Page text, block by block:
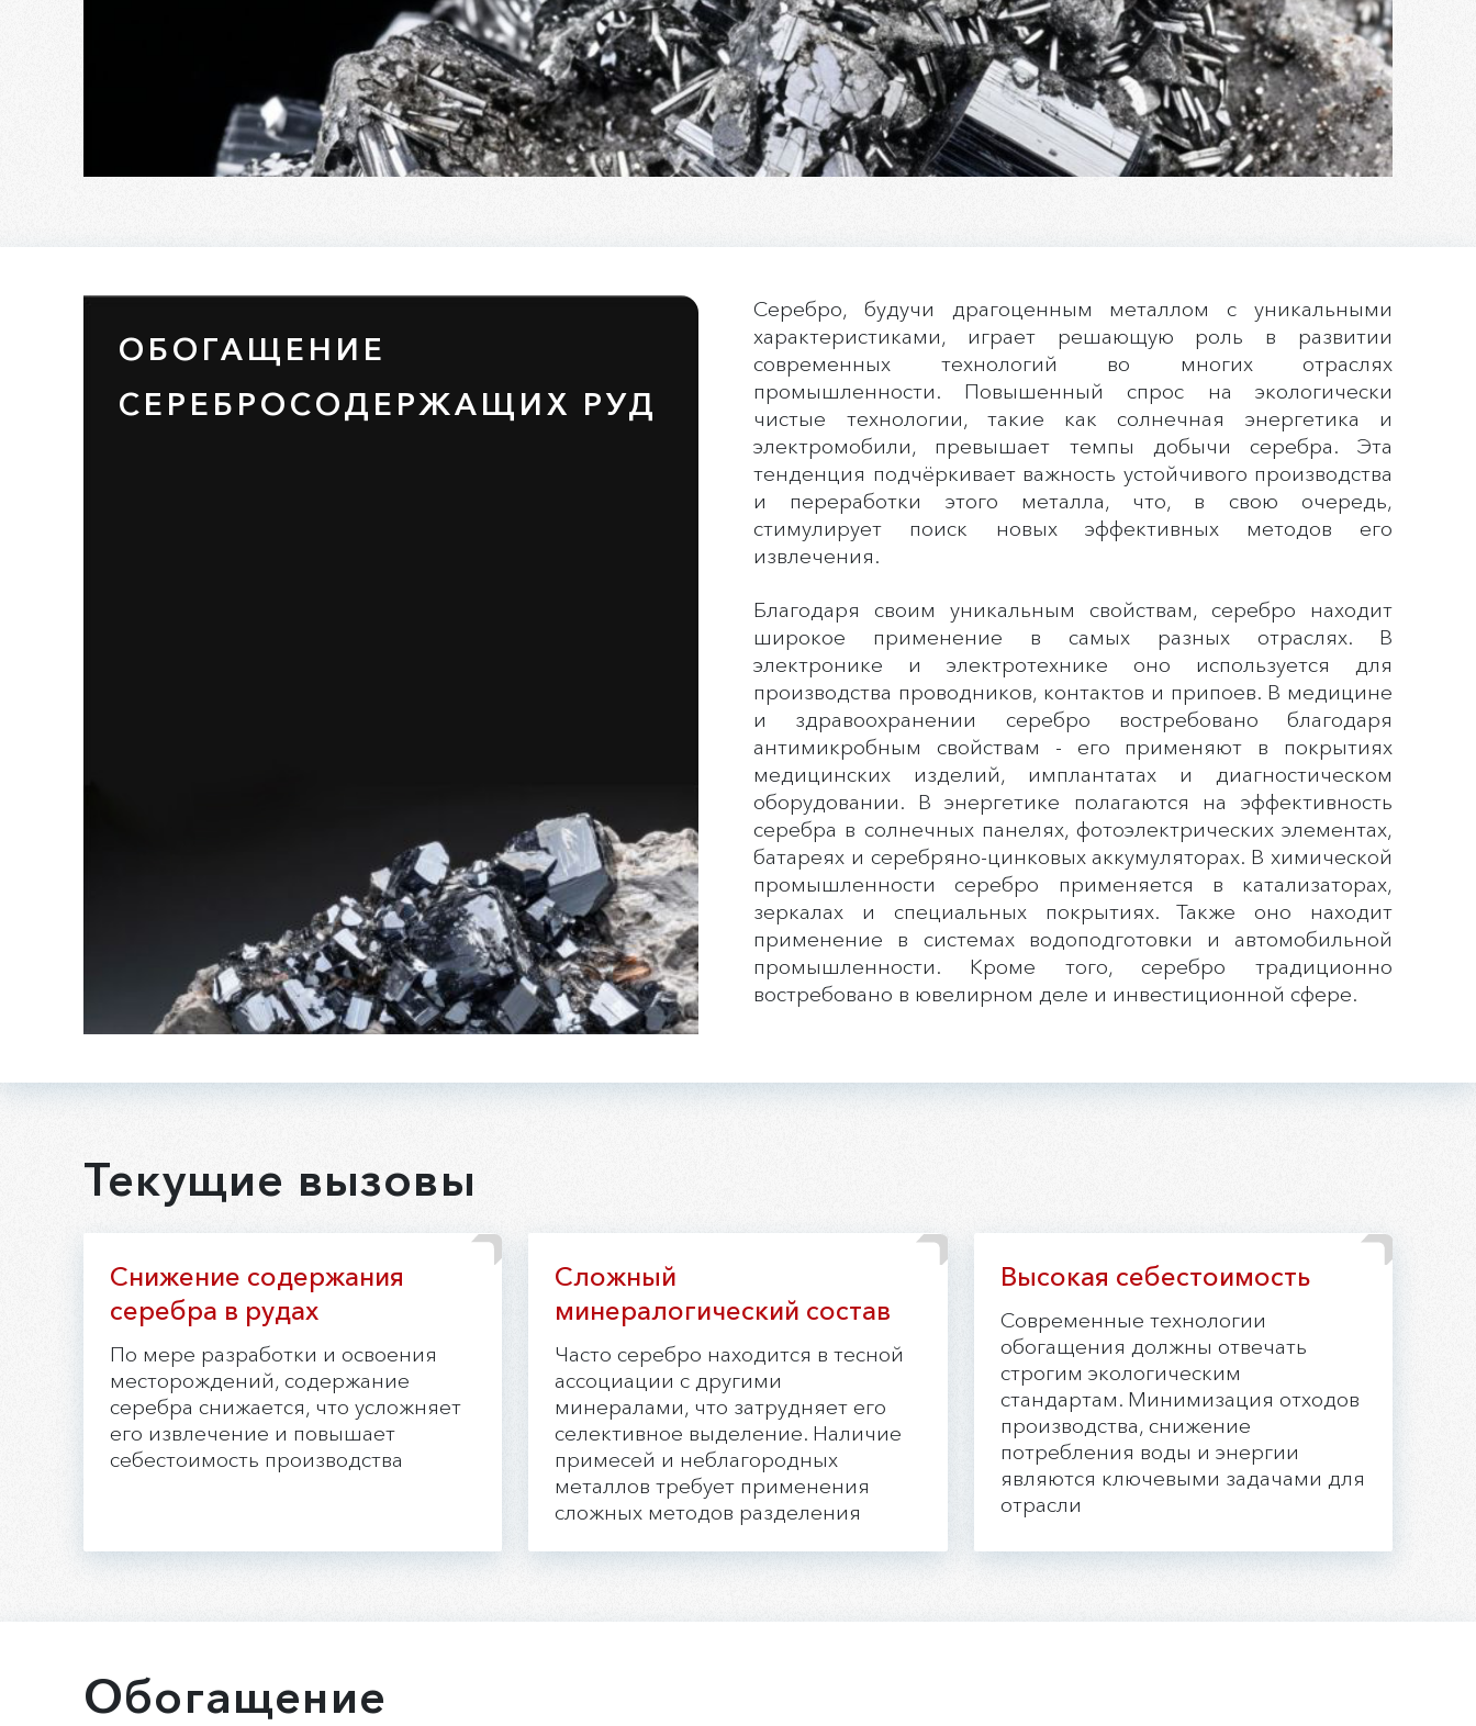
ОБОГАЩЕНИЕ
СЕРЕБРОСОДЕРЖАЩИХ РУД
Серебро, будучи драгоценным металлом с уникальными
характеристиками, играет решающую роль в развитии
современных технологий во многих отраслях
промышленности. Повышенный спрос на экологически
чистые технологии, такие как солнечная энергетика и
электромобили, превышает темпы добычи серебра. Эта
тенденция подчёркивает важность устойчивого производства
и переработки этого металла, что, в свою очередь,
стимулирует поиск новых эффективных методов его
извлечения.
Благодаря своим уникальным свойствам, серебро находит
широкое применение в самых разных отраслях. В
электронике и электротехнике оно используется для
производства проводников, контактов и припоев. В медицине
и здравоохранении серебро востребовано благодаря
антимикробным свойствам - его применяют в покрытиях
медицинских изделий, имплантатах и диагностическом
оборудовании. В энергетике полагаются на эффективность
серебра в солнечных панелях, фотоэлектрических элементах,
батареях и серебряно-цинковых аккумуляторах. В химической
промышленности серебро применяется в катализаторах,
зеркалах и специальных покрытиях. Также оно находит
применение в системах водоподготовки и автомобильной
промышленности. Кроме того, серебро традиционно
востребовано в ювелирном деле и инвестиционной сфере.
Текущие вызовы
Снижение содержания
серебра в рудах
По мере разработки и освоения
месторождений, содержание
серебра снижается, что усложняет
его извлечение и повышает
себестоимость производства
Сложный
минералогический состав
Часто серебро находится в тесной
ассоциации с другими
минералами, что затрудняет его
селективное выделение. Наличие
примесей и неблагородных
металлов требует применения
сложных методов разделения
Высокая себестоимость
Современные технологии
обогащения должны отвечать
строгим экологическим
стандартам. Минимизация отходов
производства, снижение
потребления воды и энергии
являются ключевыми задачами для
отрасли
Обогащение